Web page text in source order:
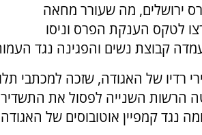
בפרס ירושלים, מה שעורר מחאה
לטקס הענקת הפרס וניסו
קבוצת נשים והפגינה נגד
תשדירי רדיו של האגודה, שזכה
הרשות השנייה לפסול את
קמפיין אוטובוסים של האגודה